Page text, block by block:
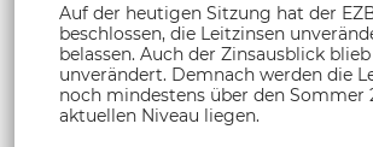
Auf der heutigen Sitzung hat der
beschlossen, die Leitzinsen
belassen. Auch der Zinsausblick blieb
unverändert. Demnach werden die
noch mindestens über den Sommer
aktuellen Niveau liegen.